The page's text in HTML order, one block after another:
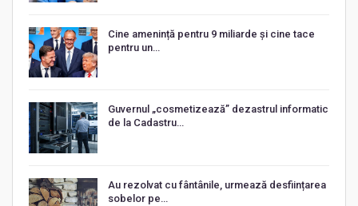
Cine amenință pentru 9 miliarde și cine tace
pentru un…
Guvernul „cosmetizează” dezastrul informatic
de la Cadastru…
Au rezolvat cu fântânile, urmează desființarea
sobelor pe…